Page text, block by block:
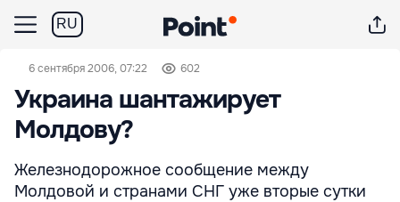
RU
6 сентября 2006, 07:22 602
Украина шантажирует
Молдову?
Железнодорожное сообщение между
Молдовой и странами СНГ уже вторые сутки